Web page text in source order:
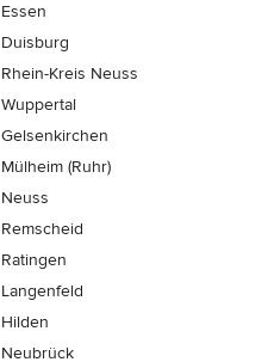
Essen
Duisburg
Rhein-Kreis Neuss
Wuppertal
Gelsenkirchen
Mülheim (Ruhr)
Neuss
Remscheid
Ratingen
Langenfeld
Hilden
Neubrück